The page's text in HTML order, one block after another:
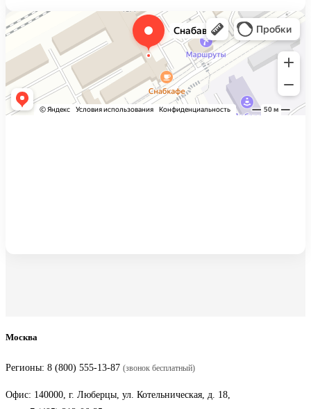
Москва
Регионы: 8 (800) 555-13-87 (звонок бесплатный)
Офис: 140000, г. Люберцы, ул. Котельническая, д. 18,